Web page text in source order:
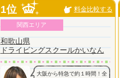
1位 料金比較する
関西エリア
和歌山県
ドライビングスクールかいなん
大阪から特急で約１時間！全